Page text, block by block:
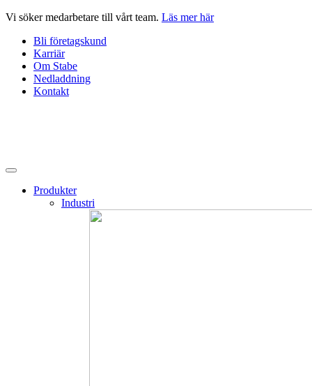
Hoppa
innehåll
Vi söker medarbetare till vårt team. Läs mer här
Bli företagskund
Karriär
Om Stabe
Nedladdning
Kontakt
Produkter
Industri